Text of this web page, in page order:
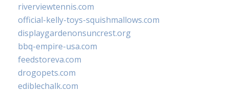
riverviewtennis.com
official-kelly-toys-squishmallows.com
displaygardenonsuncrest.org
bbq-empire-usa.com
feedstoreva.com
drogopets.com
ediblechalk.com